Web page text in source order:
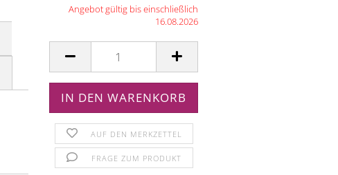
Angebot gültig bis einschließlich
16.08.2026
AUF DEN MERKZETTEL
FRAGE ZUM PRODUKT